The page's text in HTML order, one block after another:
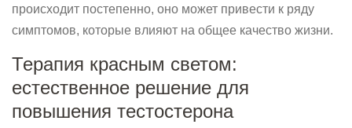
происходит постепенно, оно может привести к ряду
симптомов, которые влияют на общее качество жизни.
Терапия красным светом:
естественное решение для
повышения тестостерона